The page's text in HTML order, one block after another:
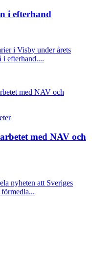
i efterhand
i Visby under årets
i efterhand....
med NAV och
nyheten att Sveriges